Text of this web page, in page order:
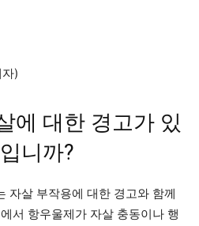
)
에 대한 경고가 있
니까?
자살 부작용에 대한 경고와 함께
서 항우울제가 자살 충동이나 행